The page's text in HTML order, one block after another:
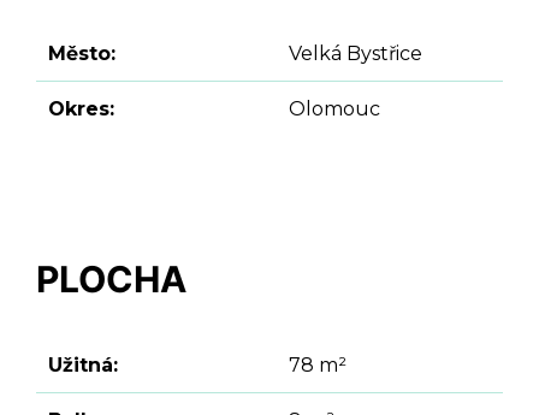
Město: Velká Bystřice
Okres: Olomouc
PLOCHA
Užitná: 78 m²